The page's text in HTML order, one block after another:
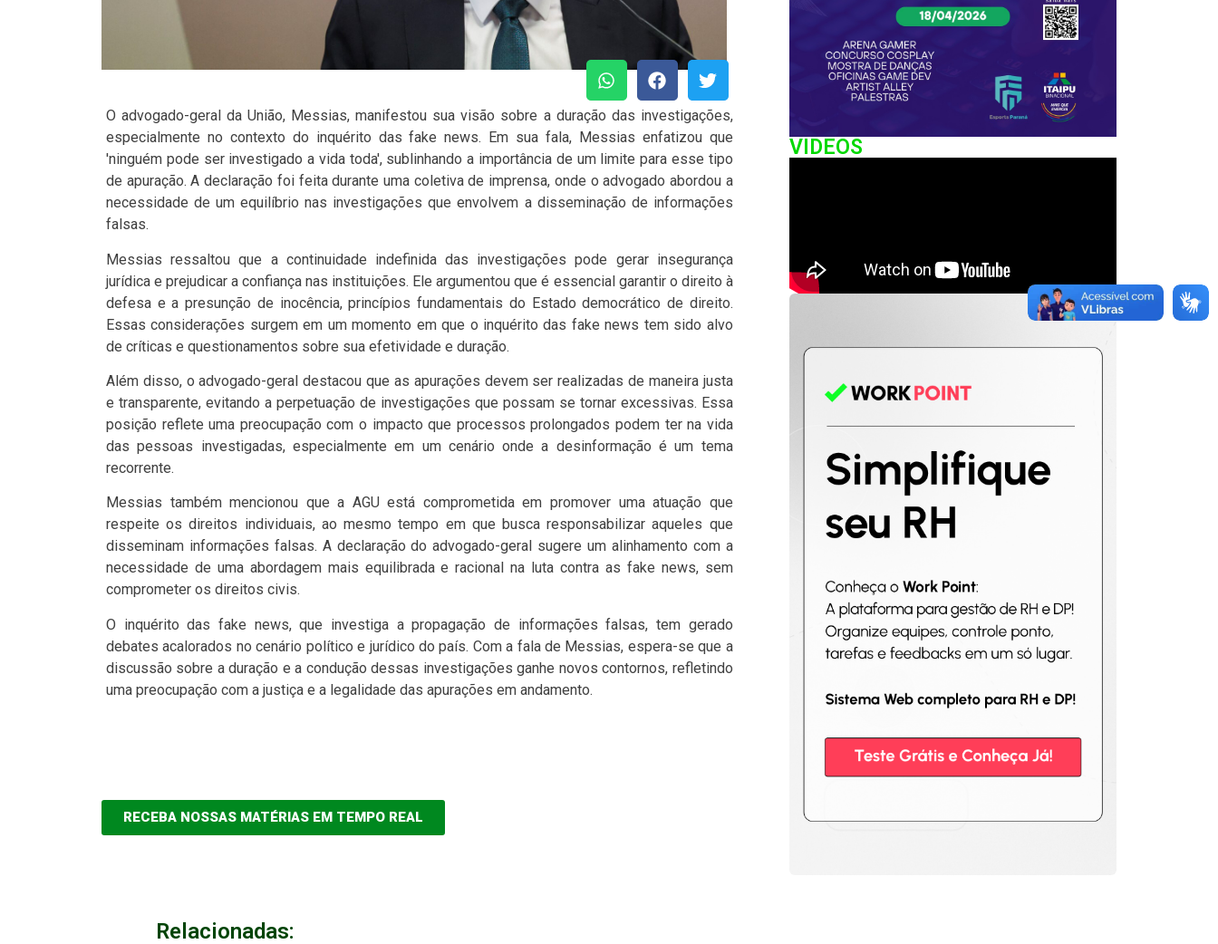
O advogado-geral da União, Messias, manifestou sua visão sobre a duração das investigações,
especialmente no contexto do inquérito das fake news. Em sua fala, Messias enfatizou que
'ninguém pode ser investigado a vida toda', sublinhando a importância de um limite para esse tipo
de apuração. A declaração foi feita durante uma coletiva de imprensa, onde o advogado abordou a
necessidade de um equilíbrio nas investigações que envolvem a disseminação de informações
falsas.
Messias ressaltou que a continuidade indefinida das investigações pode gerar insegurança
jurídica e prejudicar a confiança nas instituições. Ele argumentou que é essencial garantir o direito à
defesa e a presunção de inocência, princípios fundamentais do Estado democrático de direito.
Essas considerações surgem em um momento em que o inquérito das fake news tem sido alvo
de críticas e questionamentos sobre sua efetividade e duração.
Além disso, o advogado-geral destacou que as apurações devem ser realizadas de maneira justa
e transparente, evitando a perpetuação de investigações que possam se tornar excessivas. Essa
posição reflete uma preocupação com o impacto que processos prolongados podem ter na vida
das pessoas investigadas, especialmente em um cenário onde a desinformação é um tema
recorrente.
Messias também mencionou que a AGU está comprometida em promover uma atuação que
respeite os direitos individuais, ao mesmo tempo em que busca responsabilizar aqueles que
disseminam informações falsas. A declaração do advogado-geral sugere um alinhamento com a
necessidade de uma abordagem mais equilibrada e racional na luta contra as fake news, sem
comprometer os direitos civis.
O inquérito das fake news, que investiga a propagação de informações falsas, tem gerado
debates acalorados no cenário político e jurídico do país. Com a fala de Messias, espera-se que a
discussão sobre a duração e a condução dessas investigações ganhe novos contornos, refletindo
uma preocupação com a justiça e a legalidade das apurações em andamento.
RECEBA NOSSAS MATÉRIAS EM TEMPO REAL
VIDEOS
Relacionadas: